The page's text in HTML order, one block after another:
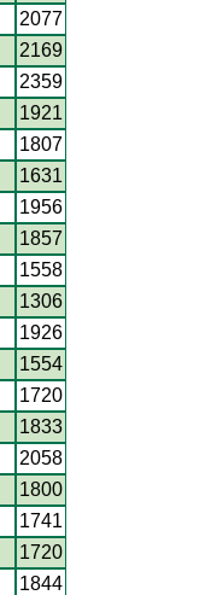
2077
2169
2359
1921
1807
1631
1956
1857
1558
1306
1926
1554
1720
1833
2058
1800
1741
1720
1844